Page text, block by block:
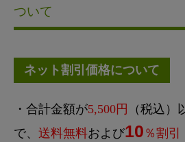
ついて
ネット割引価格について
・合計金額が5,500円
（税込
で、 送料無料および10 ％割引